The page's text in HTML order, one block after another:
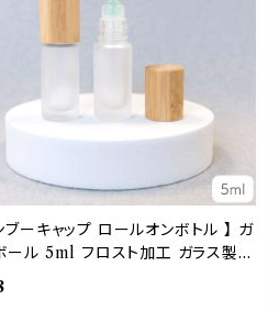
ブーキャップ ロールオンボトル 】 ガ
ール 5ml フロスト加工 ガラス製
容器 遮光 アロマ 精油 エッセン
オイル 香水 パフューム ウッド ナチ